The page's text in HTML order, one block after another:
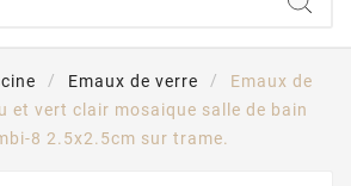
Emaux de verre
Emaux de
et vert clair mosaique salle de bain
8 2.5x2.5cm sur trame.